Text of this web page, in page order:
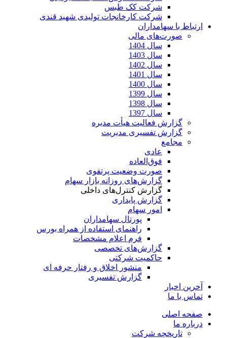
شرکت کک طبس
شرکت کارخانجات تولیدی شهید قندی
ارتباط با سهامداران
صورت‌های مالی
سال 1404
سال 1403
سال 1402
سال 1401
سال 1400
سال 1399
سال 1398
سال 1397
گزارش فعالیت هیأت مدیره
گزارش تفسیری مدیریت
مجامع
عادی
فوق‌العاده
صورت وضعیت پرتفوی
گزارش‌های روزانه بازار سهام
گزارش کنترل‌های داخلی
گزارش پایداری
امور سهام
پورتال سهامداران
راهنمای استفاده از همراه بورس
فرم اعلام مشخصات
گزارش‌های تخصصی
حاکمیت شرکتی
منشور اخلاق و رفتار حرفه­ ای
گزارش تفسیری
آخرین اخبار
تماس با ما
صفحه اصلی
درباره ما
تاریخچه شرکت